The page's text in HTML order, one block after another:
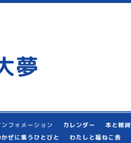
夢
ンフォメーション カレンダー 本と雑貨
ぜに集うひとびと わたしと福ねこ舎